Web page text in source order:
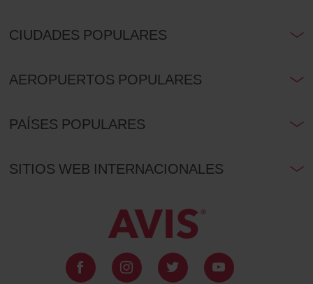
CIUDADES POPULARES
AEROPUERTOS POPULARES
PAÍSES POPULARES
SITIOS WEB INTERNACIONALES